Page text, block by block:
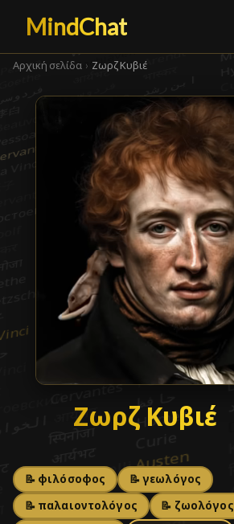
MindChat
Αρχική σελίδα › Ζωρζ Κυβιέ
Ζωρζ Κυβιέ
Ζωρζ Κυβιέ
📝 φιλόσοφος 📝 γεωλόγος
📝 παλαιοντολόγος 📝 ζωολόγος